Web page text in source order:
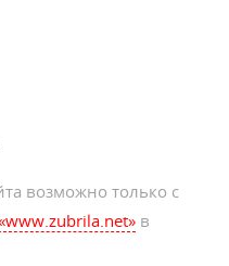
возможно только с
в